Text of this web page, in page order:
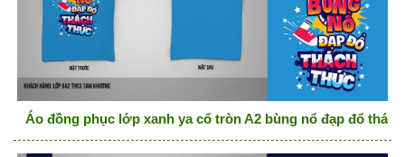
Áo đồng phục lớp xanh ya cổ tròn A2 bùng nổ đạp đổ